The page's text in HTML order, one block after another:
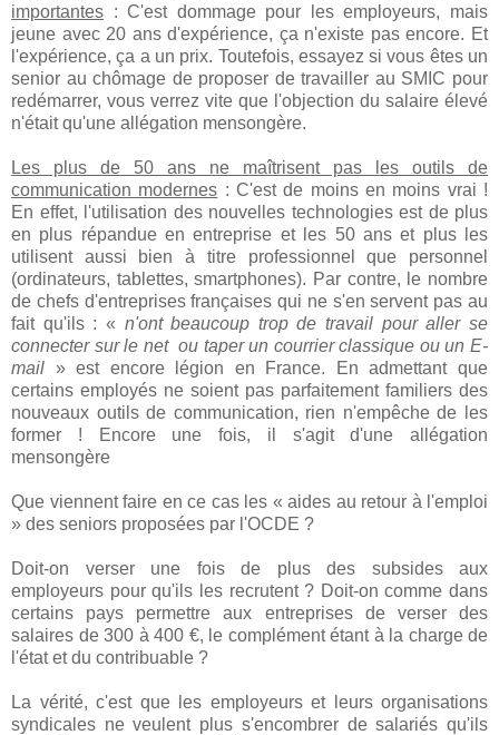
importantes : C'est dommage pour les employeurs, mais
jeune avec 20 ans d'expérience, ça n'existe pas encore. Et
l'expérience, ça a un prix. Toutefois, essayez si vous êtes un
senior au chômage de proposer de travailler au SMIC pour
redémarrer, vous verrez vite que l'objection du salaire élevé
n'était qu'une allégation mensongère.
Les plus de 50 ans ne maîtrisent pas les outils de
communication modernes : C'est de moins en moins vrai !
En effet, l'utilisation des nouvelles technologies est de plus
en plus répandue en entreprise et les 50 ans et plus les
utilisent aussi bien à titre professionnel que personnel
(ordinateurs, tablettes, smartphones). Par contre, le nombre
de chefs d'entreprises françaises qui ne s'en servent pas au
fait qu'ils : « n'ont beaucoup trop de travail pour aller se
connecter sur le net ou taper un courrier classique ou un E-
mail » est encore légion en France. En admettant que
certains employés ne soient pas parfaitement familiers des
nouveaux outils de communication, rien n'empêche de les
former ! Encore une fois, il s'agit d'une allégation
mensongère
Que viennent faire en ce cas les « aides au retour à l'emploi
» des seniors proposées par l'OCDE ?
Doit-on verser une fois de plus des subsides aux
employeurs pour qu'ils les recrutent ? Doit-on comme dans
certains pays permettre aux entreprises de verser des
salaires de 300 à 400 €, le complément étant à la charge de
l'état et du contribuable ?
La vérité, c'est que les employeurs et leurs organisations
syndicales ne veulent plus s'encombrer de salariés qu'ils